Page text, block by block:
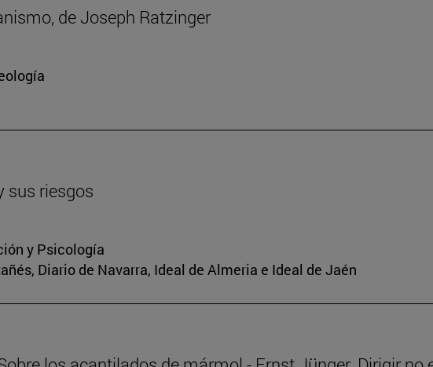
de Joseph Ratzinger
sus riesgos
y Psicología
Diario de Navarra, Ideal de Almeria e Ideal de Jaén